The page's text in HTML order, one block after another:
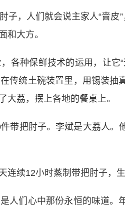
人们就会说主家人“啬皮”
和大方。
种保鲜技术的运用，让它“
传统土碗装置里，用锡装抽
大荔，摆上各地的餐桌上。
把肘子。李斌是大荔人。
续12小时蒸制带把肘子，生
们心中那份永恒的味道。